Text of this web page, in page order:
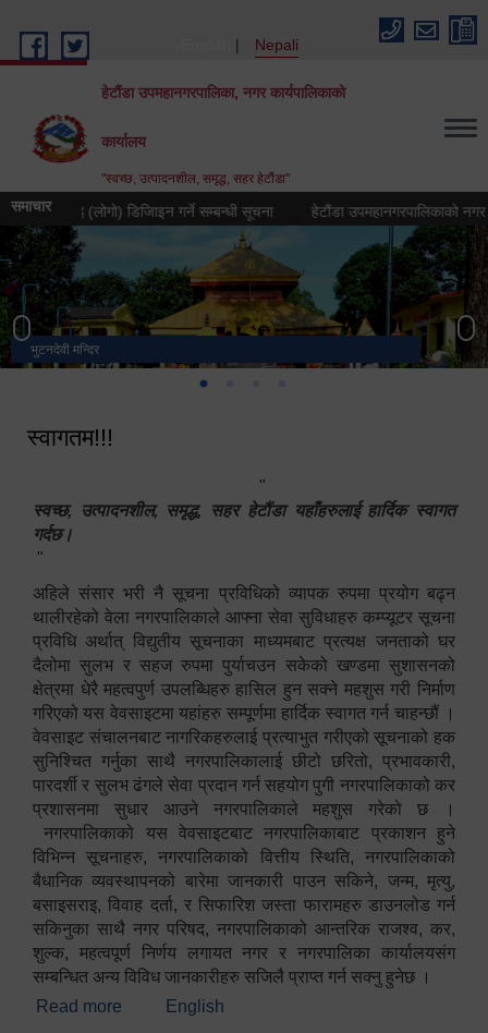
Nepali
हेटौंडा उपमहानगरपालिका, नगर कार्यपालिकाको
कार्यालय
"स्वच्छ, उत्पादनशील, समृद्ध, सहर हेटौंडा"
समाचार
चिह्न (लोगो) डिजिाइन गर्ने सम्बन्धी सूचना हेटौंडा उपमहानगरपालिकाको नगर गान
भुटनदेवी मन्दिर
स्मारक
हेटौंडा उपमहानगरपालिका नगर कार्यपालिकाको कार्यालय
मनकामना डाँडाबाट देखिएको दृश्य
स्वागतम!!!
"
स्वच्छ, उत्पादनशील, समृद्ध, सहर हेटौंडा यहाँहरुलाई हार्दिक स्वागत
गर्दछ।
"
अहिले संसार भरी नै सूचना प्रविधिको व्यापक रुपमा प्रयोग बढ्न
थालीरहेको वेला नगरपालिकाले आफ्ना सेवा सुविधाहरु कम्प्यूटर सूचना
प्रविधि अर्थात् विद्युतीय सूचनाका माध्यमबाट प्रत्यक्ष जनताको घर
दैलोमा सुलभ र सहज रुपमा पुर्याचउन सकेको खण्डमा सुशासनको
क्षेत्रमा धेरै महत्वपुर्ण उपलब्धिहरु हासिल हुन सक्ने महशुस गरी निर्माण
गरिएको यस वेवसाइटमा यहांहरु सम्पूर्णमा हार्दिक स्वागत गर्न चाहन्छौं ।
वेवसाइट संचालनबाट नागरिकहरुलाई प्रत्याभुत गरीएको सूचनाको हक
सुनिश्चित गर्नुका साथै नगरपालिकालाई छीटो छरितो, प्रभावकारी,
पारदर्शी र सुलभ ढंगले सेवा प्रदान गर्न सहयोग पुगी नगरपालिकाको कर
प्रशासनमा सुधार आउने नगरपालिकाले महशुस गरेको छ ।
नगरपालिकाको यस वेवसाइटबाट नगरपालिकाबाट प्रकाशन हुने
विभिन्न सूचनाहरु, नगरपालिकाको वित्तीय स्थिति, नगरपालिकाको
बैधानिक व्यवस्थापनको बारेमा जानकारी पाउन सकिने, जन्म, मृत्यु,
बसाइसराइ, विवाह दर्ता, र सिफारिश जस्ता फारामहरु डाउनलोड गर्न
सकिनुका साथै नगर परिषद, नगरपालिकाको आन्तरिक राजश्व, कर,
शुल्क, महत्वपूर्ण निर्णय लगायत नगर र नगरपालिका कार्यालयसंग
सम्बन्धित अन्य विविध जानकारीहरु सजिलै प्राप्त गर्न सक्नु हुनेछ ।
Read more about स्वागतम!!!
English